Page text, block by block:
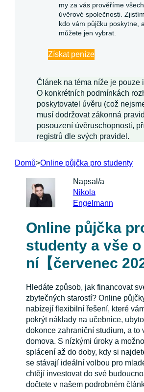
my za vás prověříme
úvěrové společnosti.
kdo vám půjčku poskytne,
můžete jen vybrat.
Získat peníze
Článek na téma níže je pouze
O konkrétních podmínkách
poskytovatel úvěru (což
musí dodržovat zákonná
posouzení úvěruschopnosti,
registrů dle svých pravidel.
Domů>Online půjčka pro studenty
Napsal/a
Nikola
Engelmann
Online půjčka
studenty a vše o
ní【červenec
Hledáte způsob, jak financovat
zbytečných starostí? Online
nabízejí flexibilní řešení, které
pokrýt náklady na učebnice,
dokonce zahraniční studium, a to
domova. S nízkými úroky a
splácení až do doby, kdy si
se stávají ideální volbou pro
chtějí investovat do své
dočtete v našem podrobném